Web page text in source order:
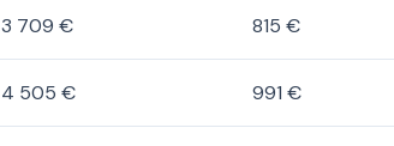
3 709 € 815 €
4 505 € 991 €